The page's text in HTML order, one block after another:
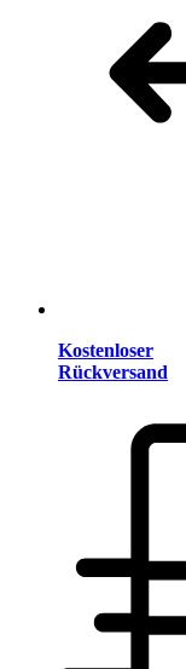
Kostenloser
Rückversand